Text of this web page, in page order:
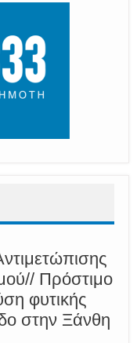
Πρόστιμο
φυτικής
στην Ξάνθη